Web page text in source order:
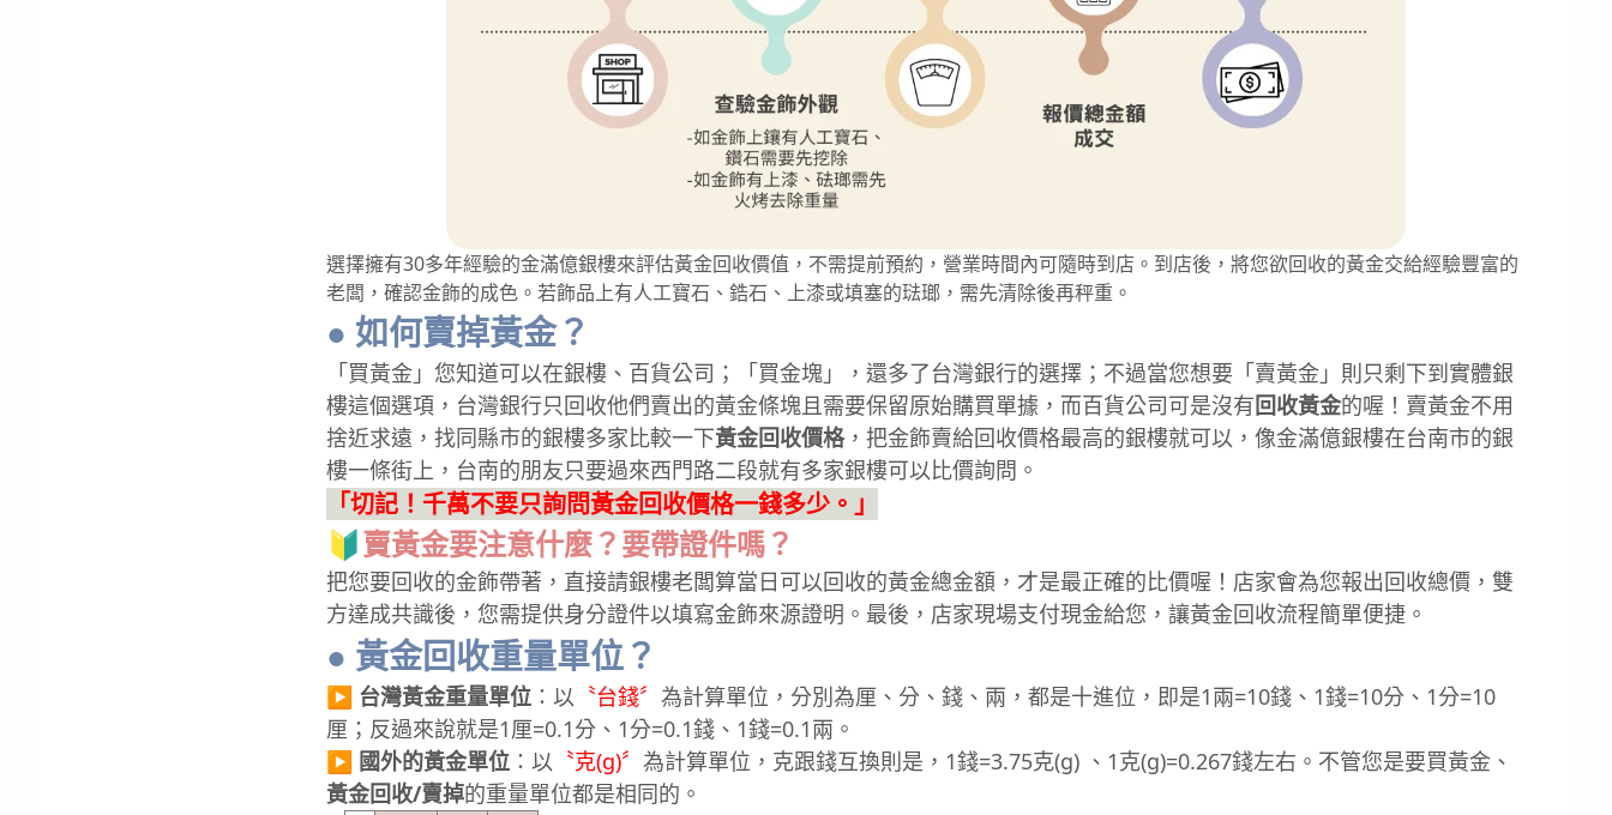
選擇擁有30多年經驗的金滿億銀樓來評估黃金回收價值，不需提前預約，營業時間內可隨時到店。到店後，將您欲回收的黃金交給經驗豐富的
老闆，確認金飾的成色。若飾品上有人工寶石、鋯石、上漆或填塞的琺瑯，需先清除後再秤重。
● 如何賣掉黃金？
「買黃金」您知道可以在銀樓、百貨公司；「買金塊」，還多了台灣銀行的選擇；不過當您想要「賣黃金」則只剩下到實體銀
樓這個選項，台灣銀行只回收他們賣出的黃金條塊且需要保留原始購買單據，而百貨公司可是沒有回收黃金的喔！賣黃金不用
捨近求遠，找同縣市的銀樓多家比較一下黃金回收價格，把金飾賣給回收價格最高的銀樓就可以，像金滿億銀樓在台南市的銀
樓一條街上，台南的朋友只要過來西門路二段就有多家銀樓可以比價詢問。
「切記！千萬不要只詢問黃金回收價格一錢多少。」
🔰賣黃金要注意什麼？要帶證件嗎？
把您要回收的金飾帶著，直接請銀樓老闆算當日可以回收的黃金總金額，才是最正確的比價喔！店家會為您報出回收總價，雙
方達成共識後，您需提供身分證件以填寫金飾來源證明。最後，店家現場支付現金給您，讓黃金回收流程簡單便捷。
● 黃金回收重量單位？
▶️ 台灣黃金重量單位 ：以 〝台錢〞 為計算單位，分別為厘、分、錢、兩，都是十進位，即是1兩=10錢、1錢=10分、1分=10
厘；反過來說就是1厘=0.1分、1分=0.1錢、1錢=0.1兩。
▶️ 國外的黃金單位 ：以 〝克(g)〞 為計算單位，克跟錢互換則是，1錢=3.75克(g) 、1克(g)=0.267錢左右。不管您是要買黃金、
黃金回收/賣掉的重量單位都是相同的。